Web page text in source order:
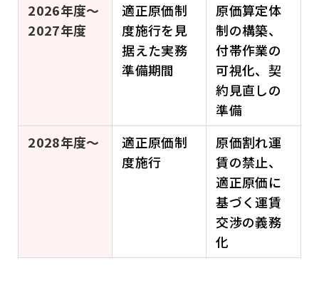
2026年度～
2027年度
適正原価制
度施行を見
据えた実務
準備期間
原価算定体
制の構築、
付帯作業の
可視化、契
約見直しの
準備
2028年度～
適正原価制
度施行
原価割れ運
賃の禁止、
適正原価に
基づく運賃
交渉の義務
化